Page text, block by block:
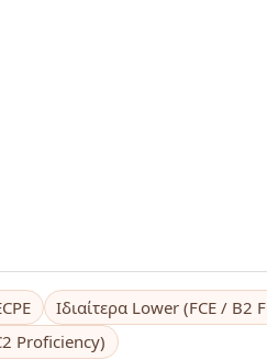
Ιδιαίτερα Lower (FCE / B2
Proficiency)